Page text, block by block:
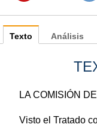
Texto
LA COMISIÓN
Visto el Tratado
Análisis